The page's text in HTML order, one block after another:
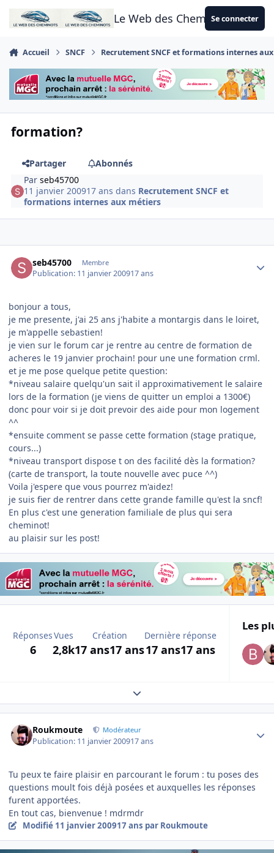
Aller au contenu
Le Web des CheminotsSe connecter
Accueil SNCF Recrutement SNCF et formations internes
formation?
Partager
Abonnés
Parseb45700
11 janvier 200917 ans dans Recrutement SNCF et
formations internes aux métiers
seb45700 Membre
Publication: 11 janvier 200917 ans
bonjour a tous,
je me presente, j'ai 25 ans j'habite a montargis dans le loiret,
je m'appelle sebastien!
je vien sur le forum car je rentre au centre de formation de
acheres le 19 janvier prochain! pour une une formation crml.
et je me pose quelque petite question:
*niveau salaire quelqu'un sait il approximativement le salaire
lors de la formation (je viens de quitter un emploi a 1300€)
donc pour voir si je doit prevoir des aide pour mon logement
^^
*ensuite comment se passe cette formation (stage pratique,
cours...)
*niveau transport dispose t on des facilité dès la formation?
(carte de transport, la toute nouvelle avec puce ^^)
Voila j'espere que vous pourrez m'aidez!
je suis fier de rentrer dans cette grande famille qu'est la sncf!
En plus c'est une generation familiale de plus qui sera
cheminot!
au plaisir sur les post!
Réponses
6
Vues
2,8k
Création
17 ans17 ans
Dernière réponse
17 ans17 ans
Les
Expand topic overview
Roukmoute Modérateur
Publication: 11 janvier 200917 ans
Tu peux te faire plaisir en parcourant le forum : tu poses des
questions moult fois déjà posées et auxquelles les réponses
furent apportées.
En tout cas, bienvenue ! mdrmdr
Modifié 11 janvier 200917 ans par Roukmoute